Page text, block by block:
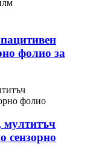
фолио за
мултитъч
сензорно